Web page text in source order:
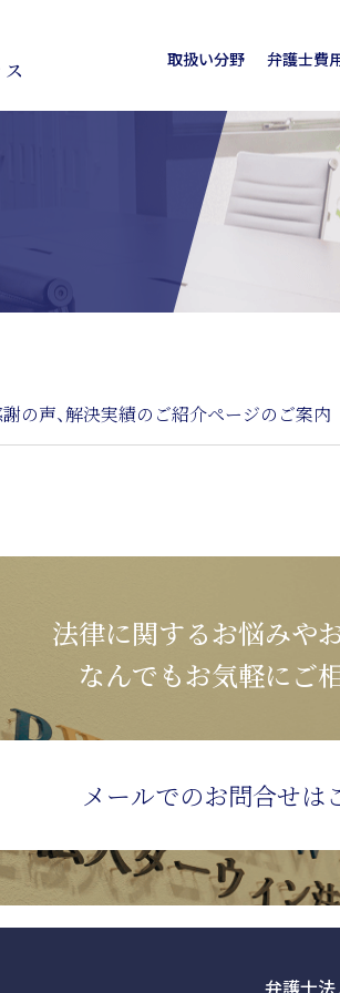
取扱い分野 弁護士費
の声、解決実績のご紹介ページのご案内
法律に関するお悩みや
なんでもお気軽にご
メールでのお問合せは
弁護士